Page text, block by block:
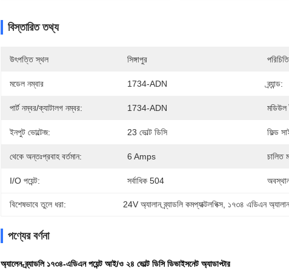
বিস্তারিত তথ্য
উৎপত্তি স্থল সিঙ্গাপুর
মডেল নম্বার 1734-ADN ব্র্যান্ড:
পার্ট নম্বর/ক্যাটালগ নম্বর: 1734-ADN মডিউল
ইনপুট ভোল্টেজ: 23 ভোল্ট ডিসি ফিল্ড
থেকে অন্তঃপ্রবাহ বর্তমান: 6 Amps চালিত
I/O পয়েন্ট: সর্বাধিক 504
বিশেষভাবে তুলে ধরা: 24V অ্যালান ব্র্যাডলি কমপ্যাক্টলগিক্স ১৭৩৪ এডিএন অ্যালান
পণ্যের বর্ণনা
অ্যালেন-ব্র্যাডলি ১৭৩৪-এডিএন পয়েন্ট আই/ও ২৪ ভোল্ট ডিসি ডিভাইসনেট অ্যাডাপ্টার